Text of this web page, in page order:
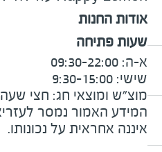
אודות החנות
שעות פתיחה
מוצ״ש ומוצאי חג: חצי שעה
המידע האמור נמסר